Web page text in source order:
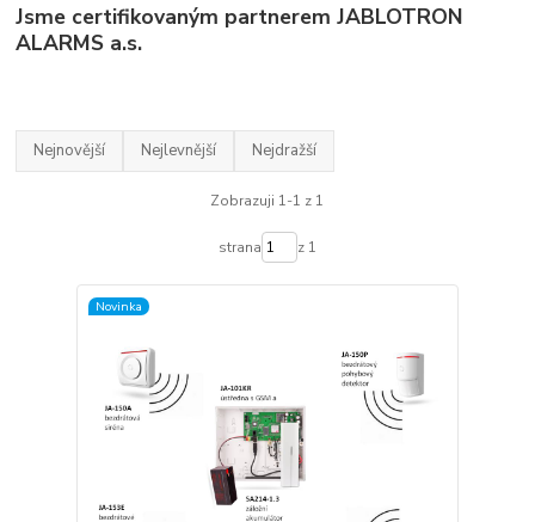
Jsme certifikovaným partnerem JABLOTRON
ALARMS a.s.
Nejnovější Nejlevnější Nejdražší
Zobrazuji 1-1 z 1
strana z 1
Novinka